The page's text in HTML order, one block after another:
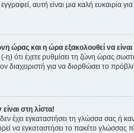
αυτή είναι μια καλή ευκαιρία
ώρας και η ώρα εξακολουθεί να
(-η) ότι έχετε ρυθμίσει τη ζώνη ώρας
διαχειριστή για να διορθώσει το
στη λίστα!
δεν έχει εγκαταστήσει τη γλώσσα σας
να εγκαταστήσει το πακέτο γλώσσας